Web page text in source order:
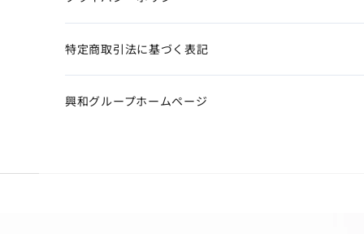
特定商取引法に基づく表記
興和グループホームページ